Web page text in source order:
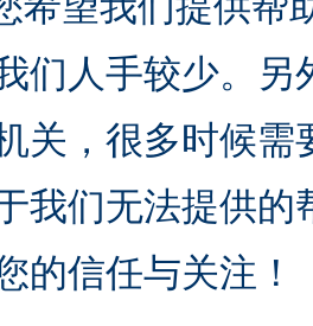
们人手较少。
关，很多时候
我们无法提供
的信任与关注！